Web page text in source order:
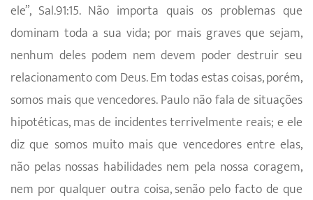
ele”, Sal.91:15. Não importa quais os problemas que
dominam toda a sua vida; por mais graves que sejam,
nenhum deles podem nem devem poder destruir seu
relacionamento com Deus. Em todas estas coisas, porém,
somos mais que vencedores. Paulo não fala de situações
hipotéticas, mas de incidentes terrivelmente reais; e ele
diz que somos muito mais que vencedores entre elas,
não pelas nossas habilidades nem pela nossa coragem,
nem por qualquer outra coisa, senão pelo facto de que